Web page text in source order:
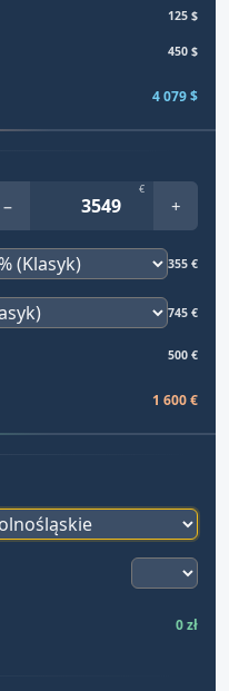
125 $
450 $
4 079 $
−
€
+
355 €
745 €
500 €
1 600 €
0 zł